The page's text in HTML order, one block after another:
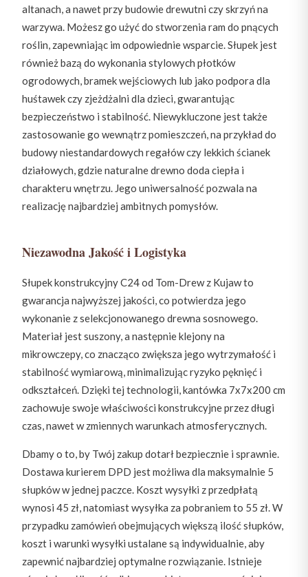
altanach, a nawet przy budowie drewutni czy skrzyń na
warzywa. Możesz go użyć do stworzenia ram do pnących
roślin, zapewniając im odpowiednie wsparcie. Słupek jest
również bazą do wykonania stylowych płotków
ogrodowych, bramek wejściowych lub jako podpora dla
huśtawek czy zjeżdżalni dla dzieci, gwarantując
bezpieczeństwo i stabilność. Niewykluczone jest także
zastosowanie go wewnątrz pomieszczeń, na przykład do
budowy niestandardowych regałów czy lekkich ścianek
działowych, gdzie naturalne drewno doda ciepła i
charakteru wnętrzu. Jego uniwersalność pozwala na
realizację najbardziej ambitnych pomysłów.
Niezawodna Jakość i Logistyka
Słupek konstrukcyjny C24 od Tom-Drew z Kujaw to
gwarancja najwyższej jakości, co potwierdza jego
wykonanie z selekcjonowanego drewna sosnowego.
Materiał jest suszony, a następnie klejony na
mikrowczepy, co znacząco zwiększa jego wytrzymałość i
stabilność wymiarową, minimalizując ryzyko pęknięć i
odkształceń. Dzięki tej technologii, kantówka 7x7x200 cm
zachowuje swoje właściwości konstrukcyjne przez długi
czas, nawet w zmiennych warunkach atmosferycznych.
Dbamy o to, by Twój zakup dotarł bezpiecznie i sprawnie.
Dostawa kurierem DPD jest możliwa dla maksymalnie 5
słupków w jednej paczce. Koszt wysyłki z przedpłatą
wynosi 45 zł, natomiast wysyłka za pobraniem to 55 zł. W
przypadku zamówień obejmujących większą ilość słupków,
koszt i warunki wysyłki ustalane są indywidualnie, aby
zapewnić najbardziej optymalne rozwiązanie. Istnieje